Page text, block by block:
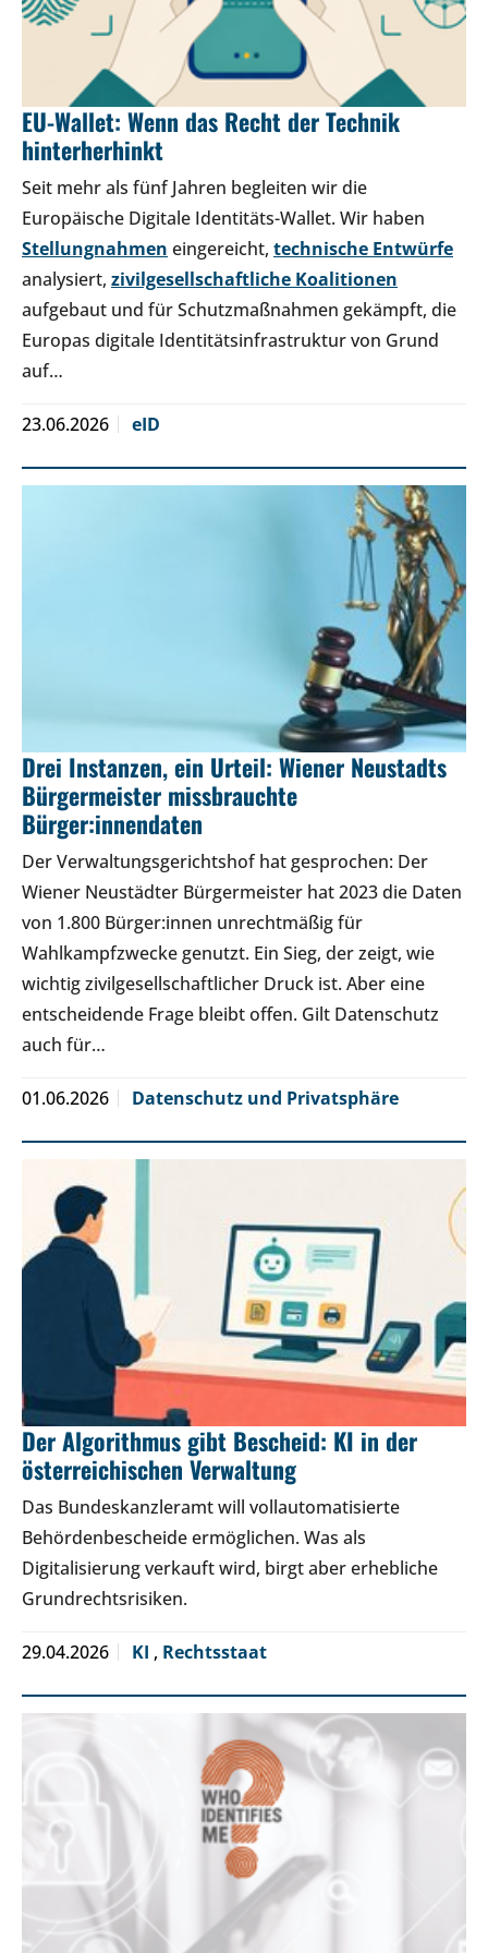
EU-Wallet: Wenn das Recht der Technik
hinterherhinkt
Seit mehr als fünf Jahren begleiten wir die
Europäische Digitale Identitäts-Wallet. Wir haben
Stellungnahmen eingereicht, technische Entwürfe
analysiert, zivilgesellschaftliche Koalitionen
aufgebaut und für Schutzmaßnahmen gekämpft, die
Europas digitale Identitätsinfrastruktur von Grund
auf…
23.06.2026 eID
Drei Instanzen, ein Urteil: Wiener Neustadts
Bürgermeister missbrauchte
Bürger:innendaten
Der Verwaltungsgerichtshof hat gesprochen: Der
Wiener Neustädter Bürgermeister hat 2023 die Daten
von 1.800 Bürger:innen unrechtmäßig für
Wahlkampfzwecke genutzt. Ein Sieg, der zeigt, wie
wichtig zivilgesellschaftlicher Druck ist. Aber eine
entscheidende Frage bleibt offen. Gilt Datenschutz
auch für…
01.06.2026 Datenschutz und Privatsphäre
Der Algorithmus gibt Bescheid: KI in der
österreichischen Verwaltung
Das Bundeskanzleramt will vollautomatisierte
Behördenbescheide ermöglichen. Was als
Digitalisierung verkauft wird, birgt aber erhebliche
Grundrechtsrisiken.
29.04.2026 KI , Rechtsstaat